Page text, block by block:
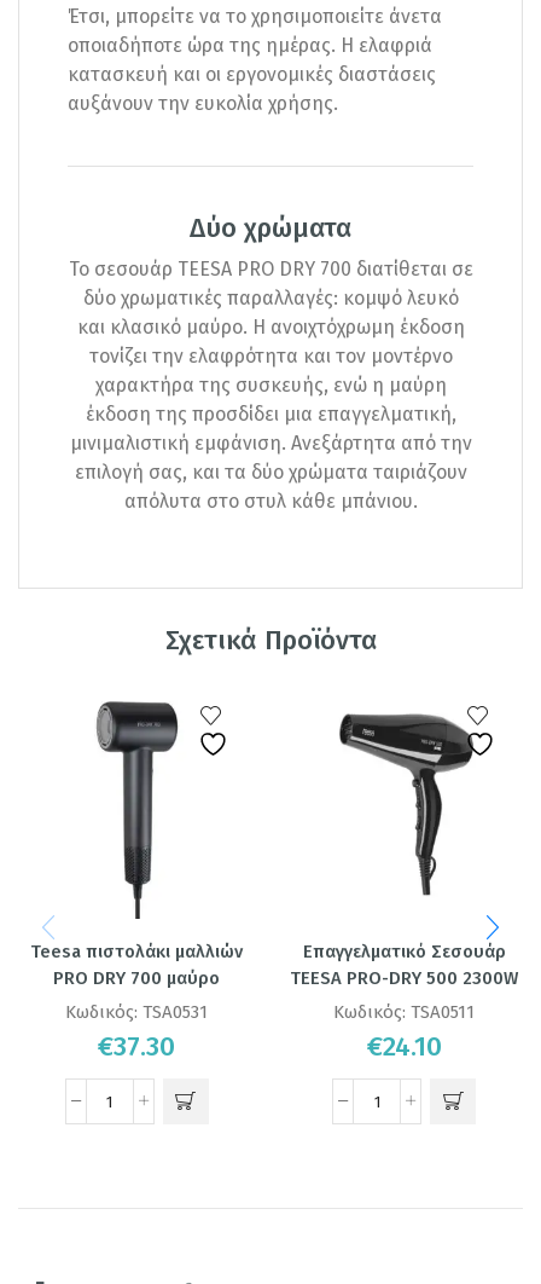
Έτσι, μπορείτε να το χρησιμοποιείτε άνετα
οποιαδήποτε ώρα της ημέρας. Η ελαφριά
κατασκευή και οι εργονομικές διαστάσεις
αυξάνουν την ευκολία χρήσης.
Δύο χρώματα
Το σεσουάρ TEESA PRO DRY 700 διατίθεται σε
δύο χρωματικές παραλλαγές: κομψό λευκό
και κλασικό μαύρο. Η ανοιχτόχρωμη έκδοση
τονίζει την ελαφρότητα και τον μοντέρνο
χαρακτήρα της συσκευής, ενώ η μαύρη
έκδοση της προσδίδει μια επαγγελματική,
μινιμαλιστική εμφάνιση. Ανεξάρτητα από την
επιλογή σας, και τα δύο χρώματα ταιριάζουν
απόλυτα στο στυλ κάθε μπάνιου.
Σχετικά Προϊόντα
Teesa πιστολάκι μαλλιών
PRO DRY 700 μαύρο
Κωδικός:TSA0531
€37.30
Επαγγελματικό Σεσουάρ
TEESA PRO-DRY 500 2300W
Κωδικός:TSA0511
€24.10